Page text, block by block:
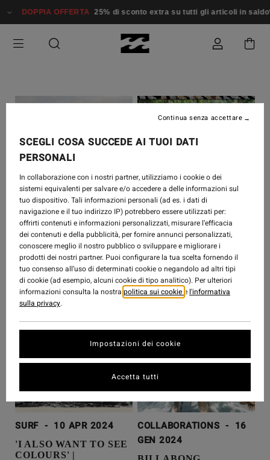
DOPPIA OFFERTA 25% di sconto extra su tutti gli articoli in saldo*
COLLABORATIONS - 29
LUG 2024
LOOKBOOK
BILLABONG GALLERY
COLLECTION X OTIS
CAREY | 'GAABALA
BINDARRAYJA' WEST
UP RIVER
COLLABORATIONS
LUG 2024
OTIS CAREY X
BILLABONG GALLERY
COLLECTION -
“GAABALA
BINDARRAYJA” WEST
UP RIVER
SURF - 10 APR 2024
'I ALSO WANT TO SEE
COLOURS' |
COLLABORATIONS - 16
GEN 2024
SCEGLI COSA SUCCEDE AI TUOI DATI
PERSONALI
In collaborazione con i nostri partner, utilizziamo i cookie o dei
sistemi equivalenti per salvare e/o accedere a delle informazioni sul
tuo dispositivo. Tali informazioni personali (ad es. i dati di
navigazione e il tuo indirizzo IP) potrebbero essere utilizzati per:
offrirti contenuti e informazioni personalizzati, misurare l’efficacia
dei contenuti e della pubblicità, per fornire annunci personalizzati,
conoscere meglio il nostro pubblico o sviluppare e migliorare i
prodotti dei nostri partner. Puoi configurare la tua scelta fornendo il
tuo consenso all’uso di determinati cookie o negandolo ad altri tipi
di cookie (ad esempio, alcuni cookie di tipo analitico). Per ulteriori
informazioni consulta la nostra politica sui cookie e l'informativa
sulla privacy.
Impostazioni dei cookie
Continua senza accettare
Accetta tutti